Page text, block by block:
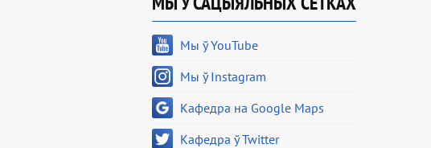
Мы ў YouTube
Мы ў Instagram
Кафедра на Google Maps
Кафедра ў Twitter